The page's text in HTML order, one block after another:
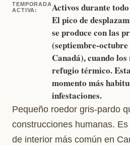
TEMPORADA
ACTIVA :
Activos durante
El pico de
se produce con las
(septiembre-
Canadá), cuando
refugio térmico.
momento más
infestaciones.
Pequeño roedor gris-pardo
construcciones humanas.
de interior más común en